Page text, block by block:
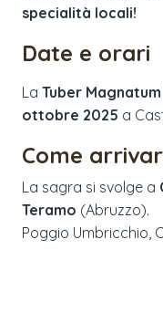
specialità locali!
Date e orari
La Tuber Magnatum
ottobre 2025 a
Come
La sagra si svolge a
Teramo (Abruzzo).
Poggio Umbricchio,